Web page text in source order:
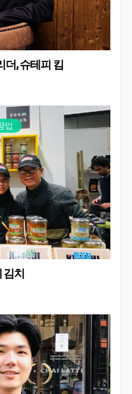
더, 슈테피 킴
업
치